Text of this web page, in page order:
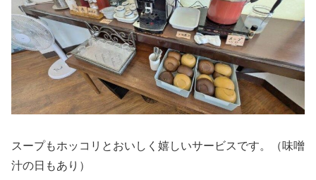
スープもホッコリとおいしく嬉しいサービスです。（味噌
汁の日もあり）